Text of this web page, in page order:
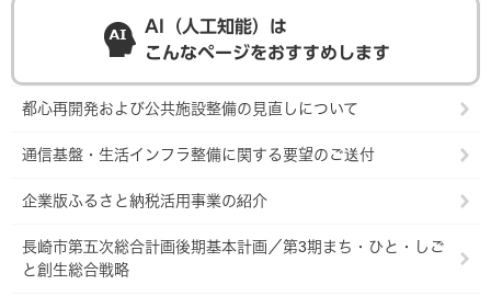
AI（人工知能）は
こんなページをおすすめします
都心再開発および公共施設整備の見直しについて
通信基盤・生活インフラ整備に関する要望のご送付
企業版ふるさと納税活用事業の紹介
長崎市第五次総合計画後期基本計画／第3期まち・ひと・しご
と創生総合戦略